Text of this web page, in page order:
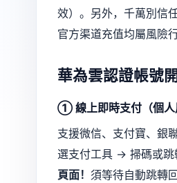
效）。另外，千萬別信
官方渠道充值均屬風險
華為雲認證帳號
① 線上即時支付（個人
支援微信、支付寶、銀
選支付工具 → 掃碼或跳
頁面！ 須等待自動跳轉